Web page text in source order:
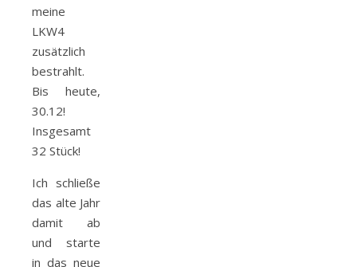
meine
LKW4
zusätzlich
bestrahlt.
Bis heute,
30.12!
Insgesamt
32 Stück!
Ich schließe
das alte Jahr
damit ab
und starte
in das neue